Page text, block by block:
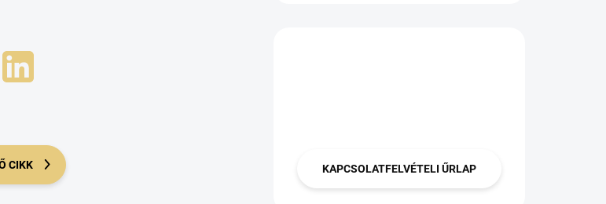
KAPCSOLATFELVÉTELI ŰRLAP
CIKK